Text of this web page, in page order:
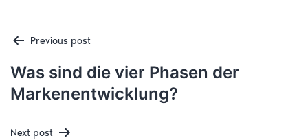
Post
Previous post
Was sind die vier Phasen der
Markenentwicklung?
Next post